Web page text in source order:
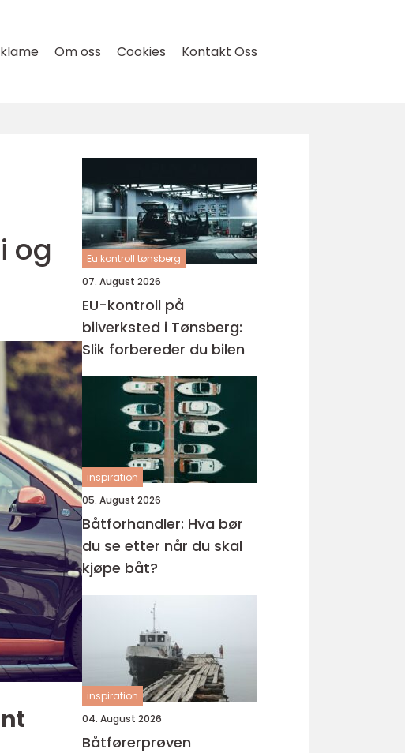
Om oss Cookies Kontakt Oss
og
Eu kontroll tønsberg
07. August 2026
EU-kontroll på
bilverksted i Tønsberg:
Slik forbereder du bilen
inspiration
05. August 2026
Båtforhandler: Hva bør
du se etter når du skal
kjøpe båt?
inspiration
04. August 2026
Båtførerprøven